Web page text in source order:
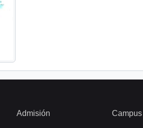
Admisión Campus